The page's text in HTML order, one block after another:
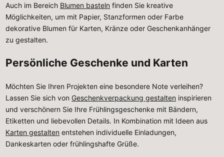
Auch im Bereich Blumen basteln finden Sie kreative
Möglichkeiten, um mit Papier, Stanzformen oder Farbe
dekorative Blumen für Karten, Kränze oder Geschenkanhänger
zu gestalten.
Persönliche Geschenke und Karten
Möchten Sie Ihren Projekten eine besondere Note verleihen?
Lassen Sie sich von Geschenkverpackung gestalten inspirieren
und verschönern Sie Ihre Frühlingsgeschenke mit Bändern,
Etiketten und liebevollen Details. In Kombination mit Ideen aus
Karten gestalten entstehen individuelle Einladungen,
Dankeskarten oder frühlingshafte Grüße.